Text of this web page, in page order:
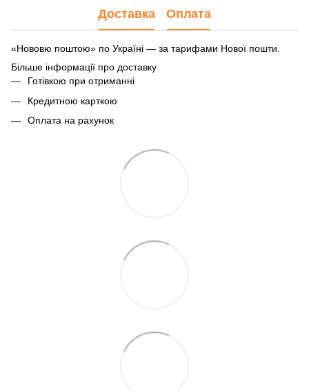
Доставка Оплата
«Нововю поштою» по Україні — за тарифами Нової пошти.
Більше інформації про доставку
Готівкою при отриманні
Кредитною карткою
Оплата на рахунок